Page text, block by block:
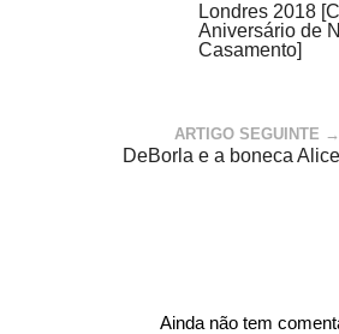
Londres 2018
Aniversário de
Casamento]
ARTIGO SEGUINTE →
DeBorla e a boneca Alice
Ainda não tem